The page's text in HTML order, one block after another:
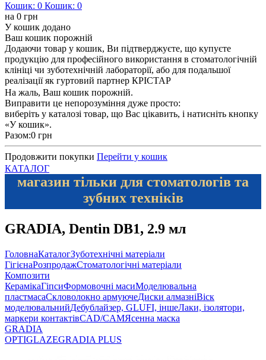
Кошик: 0 Кошик: 0
на 0 грн
У кошик додано
Ваш кошик порожній
Додаючи товар у кошик, Ви підтверджуєте, що купуєте
продукцію для професійного використання в стоматологічній
клініці чи зуботехнічній лабораторії, або для подальшої
реалізації як гуртовий партнер КРІСТАР
На жаль, Ваш кошик порожній.
Виправити це непорозуміння дуже просто:
виберіть у каталозі товар, що Вас цікавить, і натисніть кнопку
«У кошик».
Разом:0 грн
Продовжити покупки Перейти у кошик
КАТАЛОГ
магазин тільки для стоматологів та
зубних техніків
GRADIA, Dentin DB1, 2.9 мл
ГоловнаКаталогЗуботехнічні матеріали
ГігієнаРозпродажСтоматологічні матеріали
Композити
КерамікаГіпсиФормовочні масиМоделювальна
пластмасаСкловолокно армуючеДиски алмазніВіск
моделювальнийДебублайзер, GLUFI, іншеЛаки, ізолятори,
маркери контактівCAD/CAMЯсенна маска
GRADIA
OPTIGLAZEGRADIA PLUS